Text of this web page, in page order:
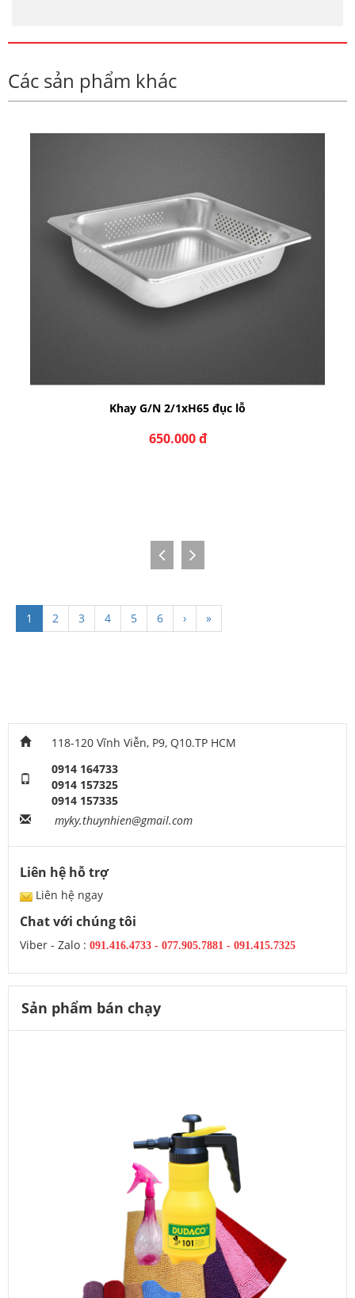
Các sản phẩm khác
1 2 3 4 5 6 › »
118-120 Vĩnh Viễn, P9, Q10.TP HCM
0914 164733
0914 157325
0914 157335
myky.thuynhien@gmail.com
Liên hệ hỗ trợ
Liên hệ ngay
Chat với chúng tôi
Viber - Zalo : 091.416.4733 - 077.905.7881 - 091.415.7325
Sản phẩm bán chạy